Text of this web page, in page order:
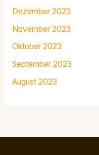
Dezember 2023
November 2023
Oktober 2023
September 2023
August 2023